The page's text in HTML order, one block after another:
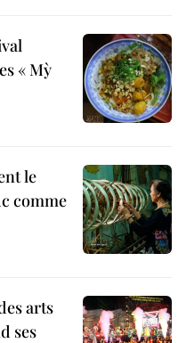
« Mỳ
le
comme
arts
ses